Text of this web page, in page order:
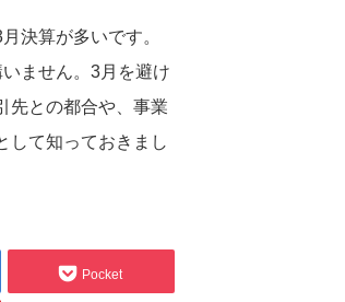
決算が多いです。
ません。3月を避け
先との都合や、事業
して知っておきまし
Pocket